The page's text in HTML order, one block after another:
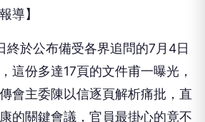
導】
於公布備受各界追問的7月4日
這份多達17頁的文件甫一曝光，
會主委陳以信逐頁解析痛批，直
的關鍵會議，官員最掛心的竟不